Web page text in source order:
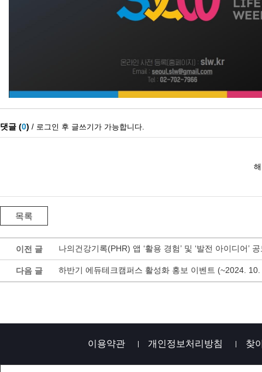
이전 글 나의건강기록(PHR) 앱 ‘활용 경험’ 및 ‘발전 아이디어’
다음 글 하반기 에듀테크캠퍼스 활성화 홍보 이벤트 (~2024.
이용약관 개인정보처리방침 찾